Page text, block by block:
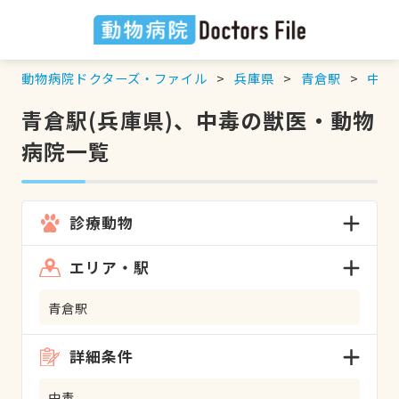
動物病院ドクターズ・ファイル 兵庫県 青倉駅 中毒
青倉駅(兵庫県)、中毒の獣医・動物
病院一覧
診療動物
エリア・駅
青倉駅
詳細条件